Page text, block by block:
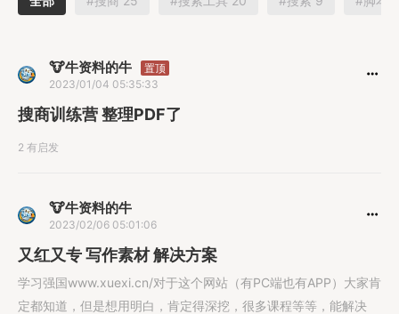
🐮牛资料的牛
置顶
2023/01/04 05:35:33
搜商训练营 整理PDF了
2 有启发
🐮牛资料的牛
2023/02/06 05:01:06
又红又专 写作素材 解决方案
学习强国www.xuexi.cn/对于这个网站（有PC端也有APP）大家肯
定都知道，但是想用明白，肯定得深挖，很多课程等等，能解决